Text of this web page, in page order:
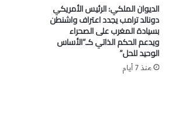
الديوان الملكي: الرئيس الأمريكي
دونالد ترامب يجدد اعتراف واشنطن
بسيادة المغرب على الصحراء
ويدعم الحكم الذاتي كـ”الأساس
الوحيد للحل”
منذ 7 أيام